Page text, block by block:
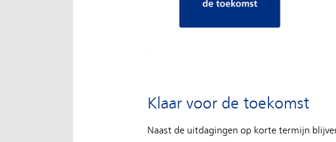
Klaar voor de toekomst
Naast de uitdagingen op korte termijn